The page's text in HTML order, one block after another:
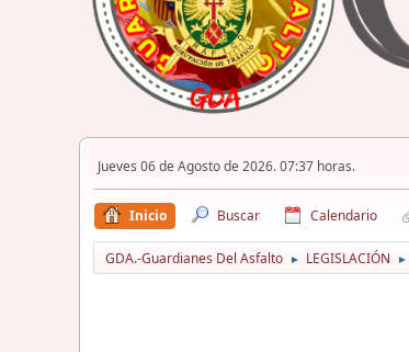
Jueves 06 de Agosto de 2026. 07:37 horas.
Inicio Buscar Calendario
GDA.-Guardianes Del Asfalto ► LEGISLACIÓN ►